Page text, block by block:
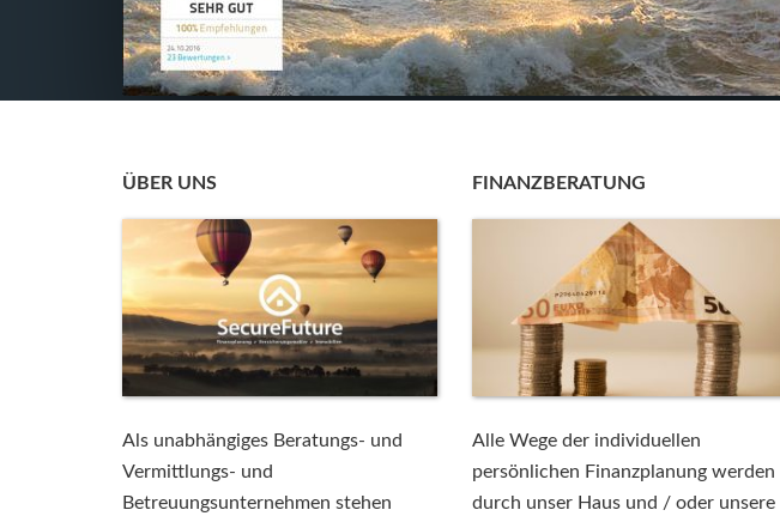
ÜBER UNS
Als unabhängiges Beratungs- und
Vermittlungs- und
Betreuungsunternehmen stehen
FINANZBERATUNG
Alle Wege der individuellen
persönlichen Finanzplanung werden
durch unser Haus und / oder unsere